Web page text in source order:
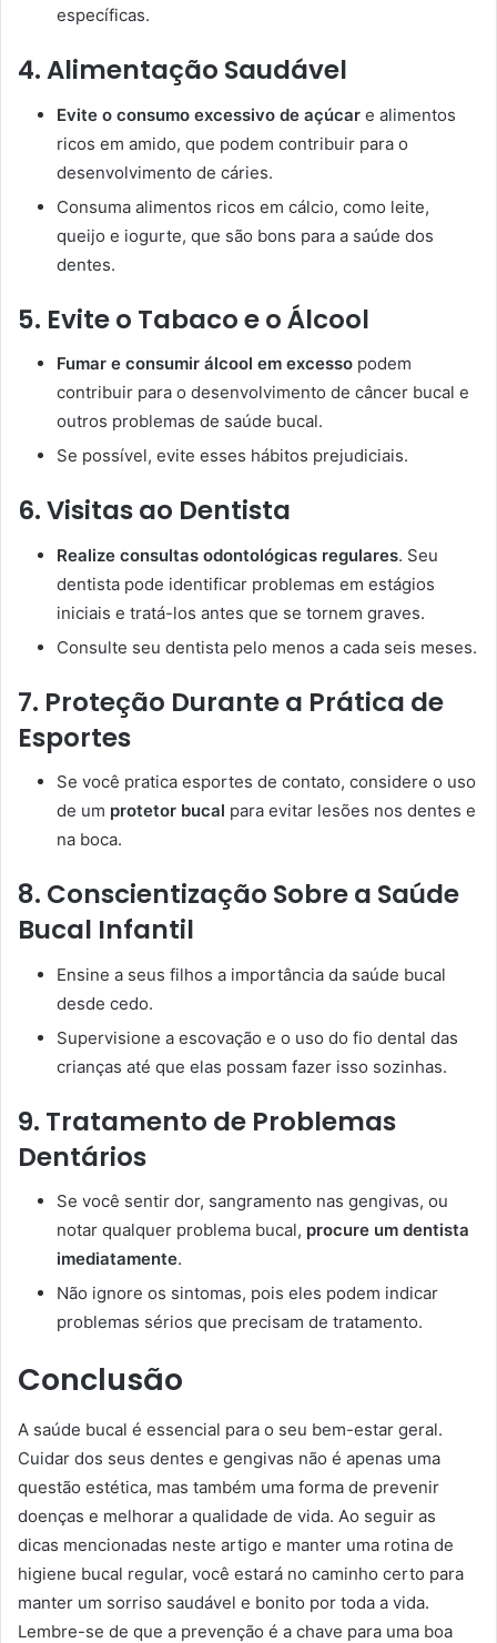
específicas.
4. Alimentação Saudável
Evite o consumo excessivo de açúcar e alimentos
ricos em amido, que podem contribuir para o
desenvolvimento de cáries.
Consuma alimentos ricos em cálcio, como leite,
queijo e iogurte, que são bons para a saúde dos
dentes.
5. Evite o Tabaco e o Álcool
Fumar e consumir álcool em excesso podem
contribuir para o desenvolvimento de câncer bucal e
outros problemas de saúde bucal.
Se possível, evite esses hábitos prejudiciais.
6. Visitas ao Dentista
Realize consultas odontológicas regulares. Seu
dentista pode identificar problemas em estágios
iniciais e tratá-los antes que se tornem graves.
Consulte seu dentista pelo menos a cada seis meses.
7. Proteção Durante a Prática de
Esportes
Se você pratica esportes de contato, considere o uso
de um protetor bucal para evitar lesões nos dentes e
na boca.
8. Conscientização Sobre a Saúde
Bucal Infantil
Ensine a seus filhos a importância da saúde bucal
desde cedo.
Supervisione a escovação e o uso do fio dental das
crianças até que elas possam fazer isso sozinhas.
9. Tratamento de Problemas
Dentários
Se você sentir dor, sangramento nas gengivas, ou
notar qualquer problema bucal, procure um dentista
imediatamente.
Não ignore os sintomas, pois eles podem indicar
problemas sérios que precisam de tratamento.
Conclusão
A saúde bucal é essencial para o seu bem-estar geral.
Cuidar dos seus dentes e gengivas não é apenas uma
questão estética, mas também uma forma de prevenir
doenças e melhorar a qualidade de vida. Ao seguir as
dicas mencionadas neste artigo e manter uma rotina de
higiene bucal regular, você estará no caminho certo para
manter um sorriso saudável e bonito por toda a vida.
Lembre-se de que a prevenção é a chave para uma boa